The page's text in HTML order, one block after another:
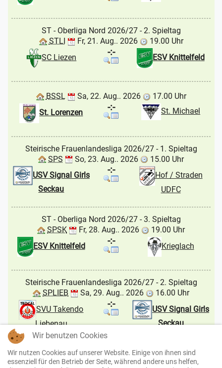
ST - Oberliga Nord 2026/27- 2. Spieltag
STLI
Fr, 21. Aug.. 2026
19.00 Uhr
SC Liezen
ESV Knittelfeld
-:-
BSSL Sa, 22. Aug.. 2026
17.00 Uhr
St. Lorenzen
St. Michael
-:-
Steirische Frauenlandesliga 2026/27- 1. Spieltag
SPS
So, 23. Aug.. 2026
15.00 Uhr
USV Signal Girls
Seckau
Hof / Straden
UDFC
-:-
ST - Oberliga Nord 2026/27- 3. Spieltag
SPSK
Fr, 28. Aug.. 2026
19.00 Uhr
ESV Knittelfeld
Krieglach
-:-
Steirische Frauenlandesliga 2026/27- 2. Spieltag
SPLIEB
Sa, 29. Aug.. 2026
16.00 Uhr
SVU Takendo
Liebenau
USV Signal Girls
Seckau
-:-
ST - Gebietsliga Mur 2026/27- 1. Spieltag
JLSL
Sa, 29. Aug.. 2026 17.00 Uhr
Wir benutzen Cookies
Wir nutzen Cookies auf unserer Website. Einige von ihnen sind
essenziell für den Betrieb der Seite, während andere uns helfen,